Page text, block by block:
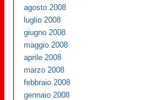
agosto 2008
luglio 2008
giugno 2008
maggio 2008
aprile 2008
marzo 2008
febbraio 2008
gennaio 2008